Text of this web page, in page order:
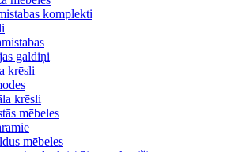
komplekti
galdiņi
krēsli
krēsli
mēbeles
mēbeles